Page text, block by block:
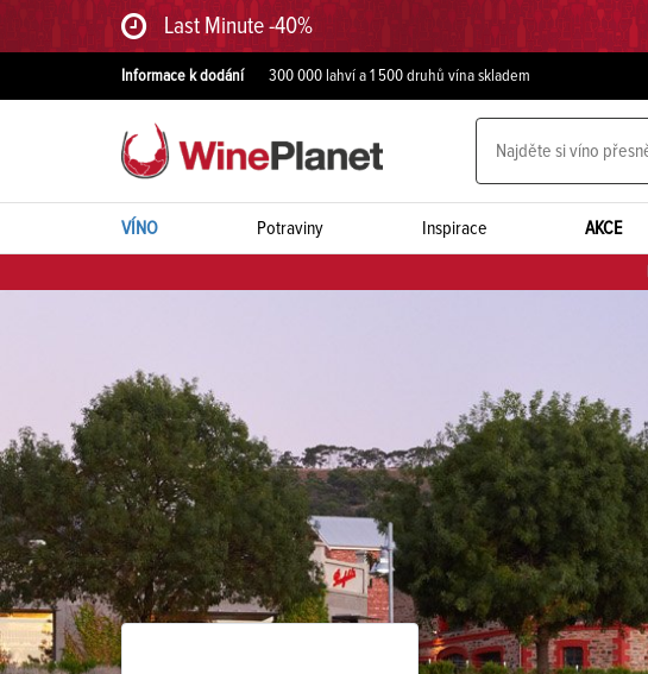
Last Minute -40%
Informace k dodání 300 000 lahví a 1 500 druhů vína skladem
VÍNO Potraviny Inspirace AKCE